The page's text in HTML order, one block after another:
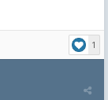
1